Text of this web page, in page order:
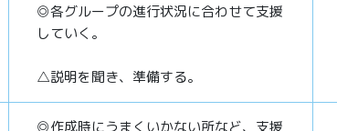
◎各グループの進行状況に合わせて支援
していく。
△説明を聞き、準備する。
◎作成時にうまくいかない所など、支援